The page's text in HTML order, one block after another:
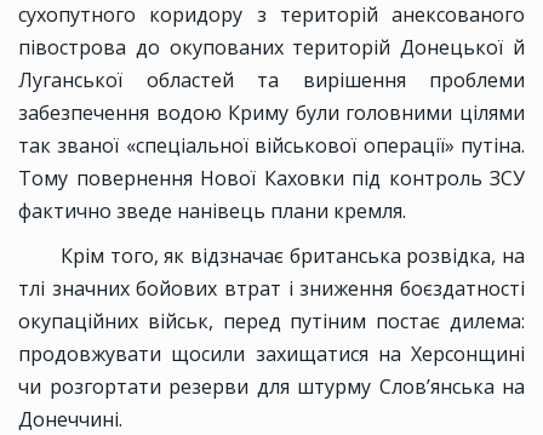
сухопутного коридору з територій анексованого
півострова до окупованих територій Донецької й
Луганської областей та вирішення проблеми
забезпечення водою Криму були головними цілями
так званої «спеціальної військової операції» путіна.
Тому повернення Нової Каховки під контроль ЗСУ
фактично зведе нанівець плани кремля.
Крім того, як відзначає британська розвідка, на
тлі значних бойових втрат і зниження боєздатності
окупаційних військ, перед путіним постає дилема:
продовжувати щосили захищатися на Херсонщині
чи розгортати резерви для штурму Слов’янська на
Донеччині.